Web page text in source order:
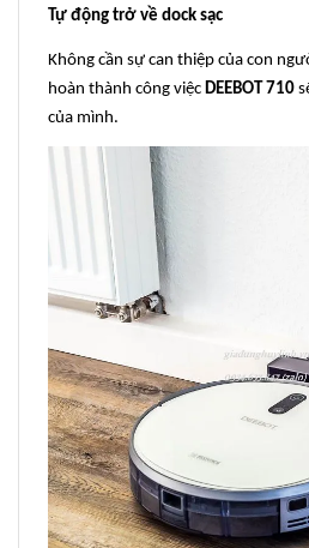
Tự động trở về dock sạc
Không cần sự can thiệp của con
hoàn thành công việc DEEBOT 710
của mình.